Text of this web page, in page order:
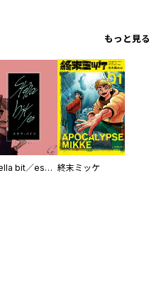
もっと見る
Stella bit／es【単話版】 終末ミッケ